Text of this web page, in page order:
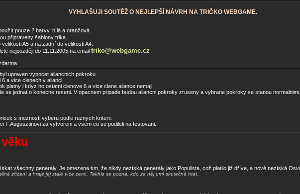
VYHLAŠUJI SOUTĚŽ O NEJLEPŠÍ NÁVRH NA TRIČKO WEBGAME.
pouze 2 barvy, bílá a oranžová.
připraveny šablony trika.
A5 a na zadní do velikosti A4.
nejpozději do 11.11.2005 na email triko@webgame.cz
upraven vypocet aliancnich pokroku.
a vice clenech v alianci.
platny i kdyz ho ostatni clenove 6 a vice clene aliance nemaji.
se jednat o konecne reseni. V opacnem pripade budou aliancni pokroky zruseny a vybrane pokroky se stanou normalnimi.
s moznosti vyberu podle ruznych kriterii.
F.Augusztinovi za vytvoreni a vsem co se podileli na testovani.
všechny generály. Je omezena tím, že nikdy nezíská generály jako Populista, což platilo již dříve, a nově nezíská
zřízení a hraje jej stále více zemí. Takhle se pozná, kdo za něj umí skutečně hrát.